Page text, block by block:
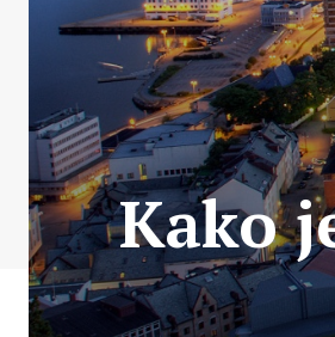
Kako